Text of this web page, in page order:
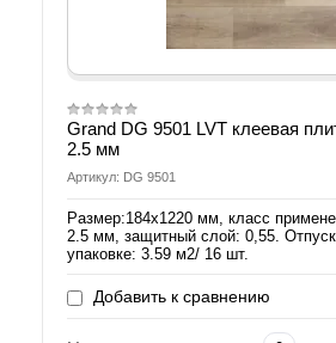
Grand DG 9501 LVT клеевая
2.5 мм
Артикул: DG 9501
Размер:184х1220 мм, класс
2.5 мм, защитный слой: 0,55.
упаковке: 3.59 м2/ 16 шт.
Добавить к сравнению